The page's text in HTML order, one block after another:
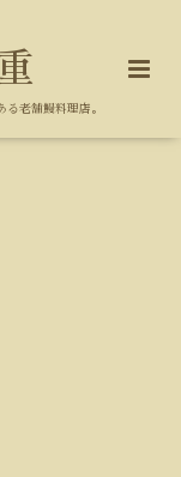
る老舗鰻料理店。